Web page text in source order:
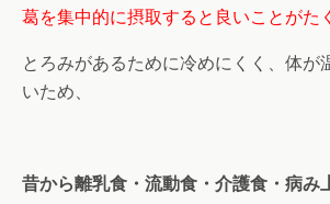
葛を集中的に摂取すると良いことがた
とろみがあるために冷めにくく、体が
いため、
昔から離乳食・流動食・介護食・病み